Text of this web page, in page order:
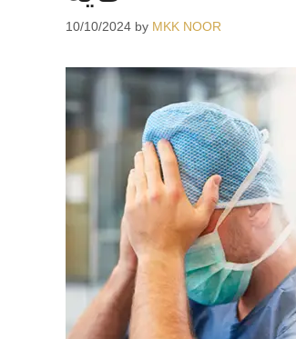
10/10/2024 by MKK NOOR